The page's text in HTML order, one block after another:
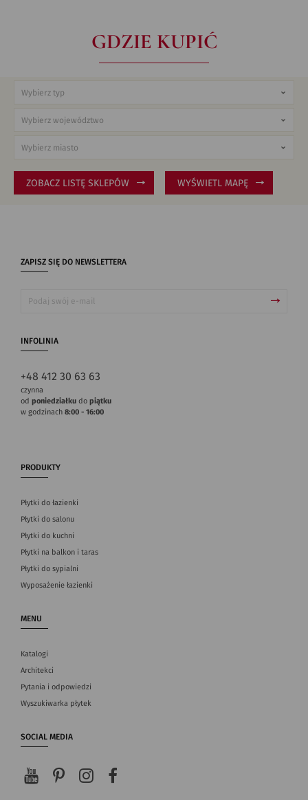
GDZIE KUPIĆ
ZOBACZ LISTĘ SKLEPÓW WYŚWIETL MAPĘ
ZAPISZ SIĘ DO NEWSLETTERA
INFOLINIA
+48 412 30 63 63
czynna
od poniedziałku do piątku
w godzinach 8:00 - 16:00
PRODUKTY
Płytki do łazienki
Płytki do salonu
Płytki do kuchni
Płytki na balkon i taras
Płytki do sypialni
Wyposażenie łazienki
MENU
Katalogi
Architekci
Pytania i odpowiedzi
Wyszukiwarka płytek
SOCIAL MEDIA